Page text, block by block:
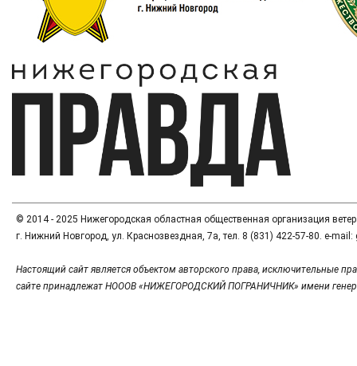
© 2014 - 2025 Нижегородская областная общественная организация
г. Нижний Новгород, ул. Краснозвездная, 7а, тел. 8 (831) 422-57-80. e-
Настоящий сайт является объектом авторского права, исключительные
сайте принадлежат НОООВ «НИЖЕГОРОДСКИЙ ПОГРАНИЧНИК» имени